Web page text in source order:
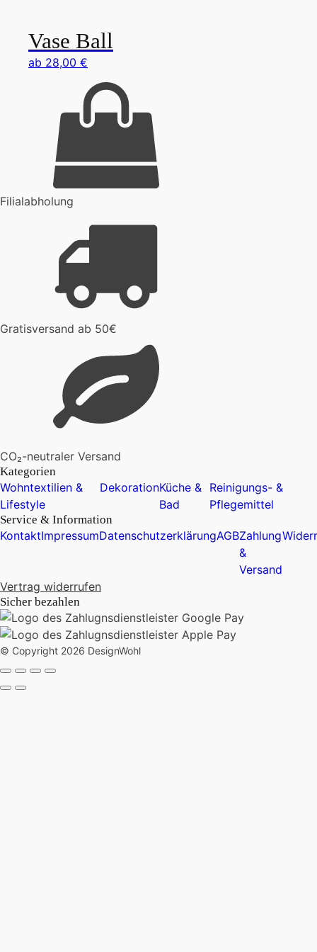
Vase Ball
ab 28,00 €
Filialabholung
Gratisversand ab 50€
CO₂-neutraler Versand
Kategorien
Wohntextilien &
Lifestyle
DekorationKüche &
Bad
Reinigungs- &
Pflegemittel
Service & Information
KontaktImpressumDatenschutzerklärungAGBZahlung
&
Versand
Vertrag widerrufen
Sicher bezahlen
© Copyright 2026 DesignWohl